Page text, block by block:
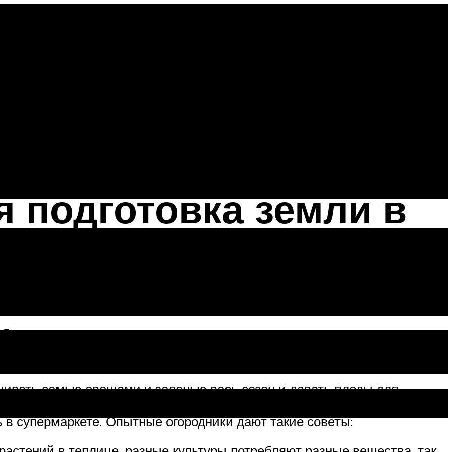
подготовка земли в
посадкой
семью овощами и зеленью весь сезон и давать плоды для
чтобы урожай приносил максимум пользы, выращенные без химии
супермаркете. Опытные огородники дают такие советы: